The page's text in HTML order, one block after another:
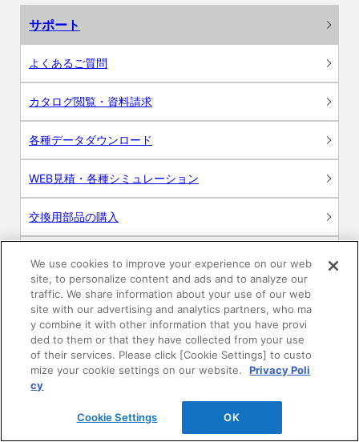
サポート
よくあるご質問
カタログ閲覧・資料請求
各種データダウンロード
WEB見積・各種シミュレーション
交換用部品の購入
お問い合わせ
ログイン
建築・設計関係者様向けサイト
We use cookies to improve your experience on our web
site, to personalize content and ads and to analyze our
traffic. We share information about your use of our web
site with our advertising and analytics partners, who ma
y combine it with other information that you have provi
ded to them or that they have collected from your use
of their services. Please click [Cookie Settings] to custo
mize your cookie settings on our website.
Privacy Poli
cy
Cookie Settings OK